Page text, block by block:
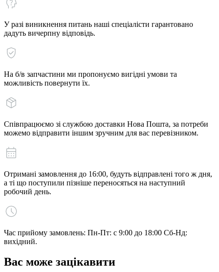
У разі виникнення питань наші спеціалісти гарантовано
дадуть вичерпну відповідь.
На б/в запчастини ми пропонуємо вигідні умови та
можливість повернути їх.
Співпрацюємо зі службою доставки Нова Пошта, за потреби
можемо відправити іншим зручним для вас перевізником.
Отримані замовлення до 16:00, будуть відправлені того ж дня,
а ті що поступили пізніше переносяться на наступний
робочий день.
Час прийому замовлень: Пн-Пт: с 9:00 до 18:00 Сб-Нд:
вихідний.
Вас може зацікавити